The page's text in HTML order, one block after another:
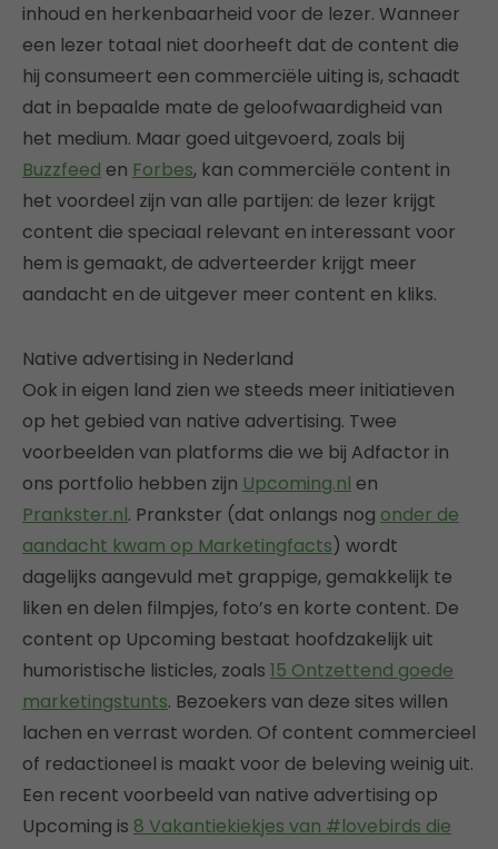
inhoud en herkenbaarheid voor de lezer. Wanneer
een lezer totaal niet doorheeft dat de content die
hij consumeert een commerciële uiting is, schaadt
dat in bepaalde mate de geloofwaardigheid van
het medium. Maar goed uitgevoerd, zoals bij
Buzzfeed en Forbes, kan commerciële content in
het voordeel zijn van alle partijen: de lezer krijgt
content die speciaal relevant en interessant voor
hem is gemaakt, de adverteerder krijgt meer
aandacht en de uitgever meer content en kliks.
Native advertising in Nederland
Ook in eigen land zien we steeds meer initiatieven
op het gebied van native advertising. Twee
voorbeelden van platforms die we bij Adfactor in
ons portfolio hebben zijn Upcoming.nl en
Prankster.nl. Prankster (dat onlangs nog onder de
aandacht kwam op Marketingfacts) wordt
dagelijks aangevuld met grappige, gemakkelijk te
liken en delen filmpjes, foto’s en korte content. De
content op Upcoming bestaat hoofdzakelijk uit
humoristische listicles, zoals 15 Ontzettend goede
marketingstunts. Bezoekers van deze sites willen
lachen en verrast worden. Of content commercieel
of redactioneel is maakt voor de beleving weinig uit.
Een recent voorbeeld van native advertising op
Upcoming is 8 Vakantiekiekjes van #lovebirds die